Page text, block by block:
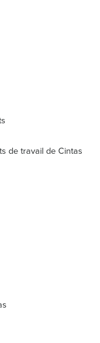
de travail de Cintas